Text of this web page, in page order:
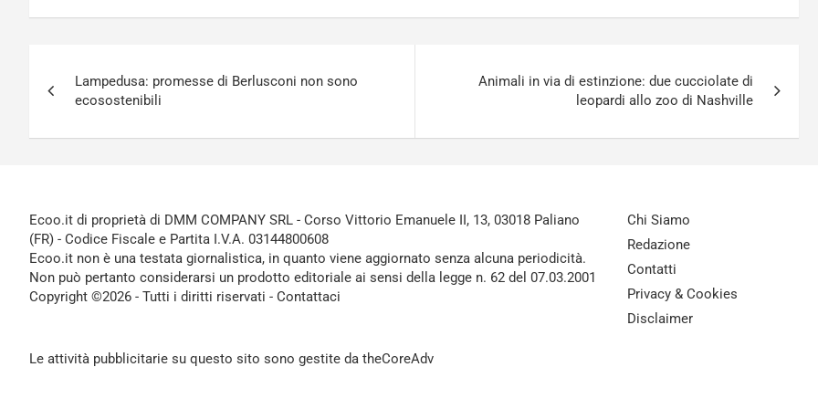
articoli
Lampedusa: promesse di Berlusconi non sono
ecosostenibili
Animali in via di estinzione: due cucciolate di
leopardi allo zoo di Nashville
Ecoo.it di proprietà di DMM COMPANY SRL - Corso Vittorio Emanuele II, 13, 03018 Paliano
(FR) - Codice Fiscale e Partita I.V.A. 03144800608
Ecoo.it non è una testata giornalistica, in quanto viene aggiornato senza alcuna periodicità.
Non può pertanto considerarsi un prodotto editoriale ai sensi della legge n. 62 del 07.03.2001
Copyright ©2026 - Tutti i diritti riservati - Contattaci
Le attività pubblicitarie su questo sito sono gestite da theCoreAdv
Chi Siamo
Redazione
Contatti
Privacy & Cookies
Disclaimer